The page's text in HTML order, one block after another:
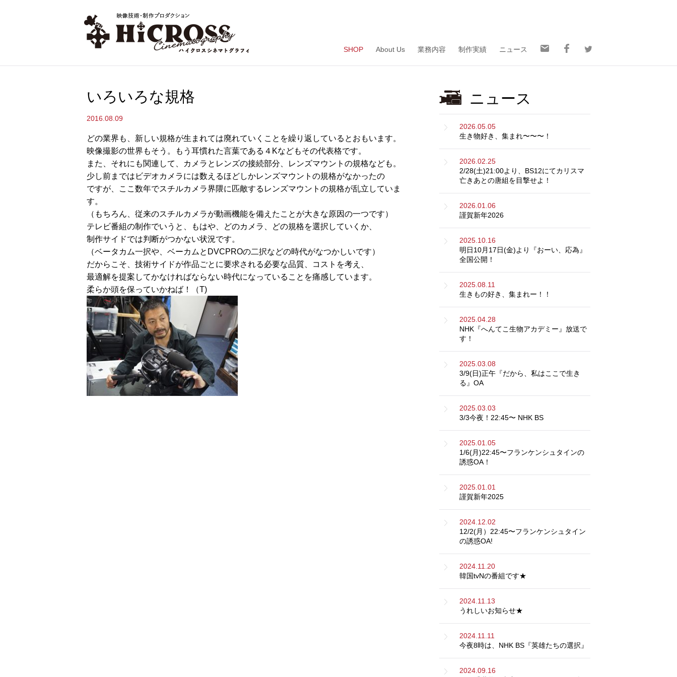
SHOP About Us 業務内容 制作実績 ニュース
いろいろな規格
2016.08.09
どの業界も、新しい規格が生まれては廃れていくことを繰り返しているとおもいます。
映像撮影の世界もそう。もう耳慣れた言葉である４Kなどもその代表格です。
また、それにも関連して、カメラとレンズの接続部分、レンズマウントの規格なども。
少し前まではビデオカメラには数えるほどしかレンズマウントの規格がなかったの
ですが、ここ数年でスチルカメラ界隈に匹敵するレンズマウントの規格が乱立していま
す。
（もちろん、従来のスチルカメラが動画機能を備えたことが大きな原因の一つです）
テレビ番組の制作でいうと、もはや、どのカメラ、どの規格を選択していくか、
制作サイドでは判断がつかない状況です。
（ベータカム一択や、ベーカムとDVCPROの二択などの時代がなつかしいです）
だからこそ、技術サイドが作品ごとに要求される必要な品質、コストを考え、
最適解を提案してかなければならない時代になっていることを痛感しています。
柔らか頭を保っていかねば！（T)
ニュース
2026.05.05
生き物好き、集まれ〜〜〜！
2026.02.25
2/28(土)21:00より、BS12にてカリスマ
亡きあとの唐組を目撃せよ！
2026.01.06
謹賀新年2026
2025.10.16
明日10月17日(金)より『おーい、応為』
全国公開！
2025.08.11
生きもの好き、集まれー！！
2025.04.28
NHK『へんてこ生物アカデミー』放送で
す！
2025.03.08
3/9(日)正午『だから、私はここで生き
る』OA
2025.03.03
3/3今夜！22:45〜 NHK BS
2025.01.05
1/6(月)22:45〜フランケンシュタインの
誘惑OA！
2025.01.01
謹賀新年2025
2024.12.02
12/2(月）22:45〜フランケンシュタイン
の誘惑OA!
2024.11.20
韓国tvNの番組です★
2024.11.13
うれしいお知らせ★
2024.11.11
今夜8時は、NHK BS『英雄たちの選択』
2024.09.16